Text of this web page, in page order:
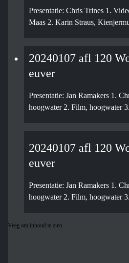
Presentatie: Chris Trines 1.
Maas 2. Karin Straus,
20240107 afl 120
euver
Presentatie: Jan Ramakers 1.
hoogwater 2. Film, hoogwater
20240107 afl 120
euver
Presentatie: Jan Ramakers 1.
hoogwater 2. Film, hoogwater
Veeg om inhoud te zien